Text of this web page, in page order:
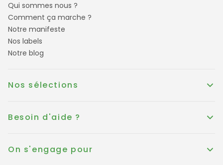
Qui sommes nous ?
Comment ça marche ?
Notre manifeste
Nos labels
Notre blog
Nos sélections
Besoin d'aide ?
On s'engage pour